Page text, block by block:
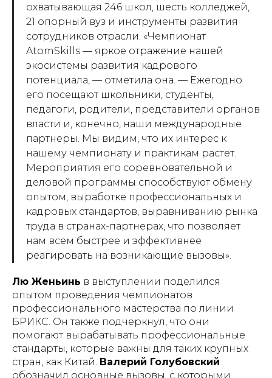
охватывающая 246 школ, шесть колледжей,
21 опорный вуз и инструменты развития
сотрудников отрасли. «Чемпионат
AtomSkills — яркое отражение нашей
экосистемы развития кадрового
потенциала, — отметила она. — Ежегодно
его посещают школьники, студенты,
педагоги, родители, представители органов
власти и, конечно, наши международные
партнеры. Мы видим, что их интерес к
нашему чемпионату и практикам растет.
Мероприятия его соревновательной и
деловой программы способствуют обмену
опытом, выработке профессиональных и
кадровых стандартов, выравниванию рынка
труда в странах-партнерах, что позволяет
нам всем быстрее и эффективнее
реагировать на возникающие вызовы».
Лю Женьинь в выступлении поделился
опытом проведения чемпионатов
профессионального мастерства по линии
БРИКС. Он также подчеркнул, что они
помогают вырабатывать профессиональные
стандарты, которые важны для таких крупных
стран, как Китай. Валерий Голубовский
обозначил основные вызовы, с которыми